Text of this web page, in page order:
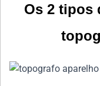
Os 2 tipos